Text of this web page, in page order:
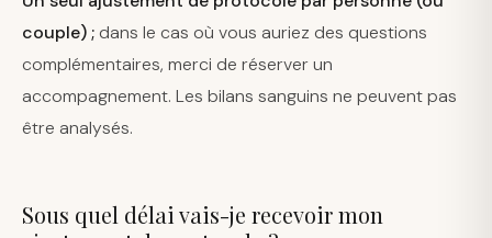
couple) ; dans le cas où vous auriez des questions
complémentaires, merci de réserver un
accompagnement. Les bilans sanguins ne peuvent pas
être analysés.
Sous quel délai vais-je recevoir mon